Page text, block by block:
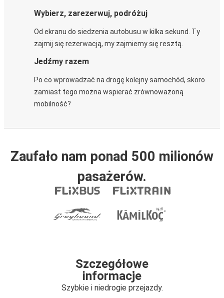
Wybierz, zarezerwuj, podróżuj
Od ekranu do siedzenia autobusu w kilka sekund. Ty
zajmij się rezerwacją, my zajmiemy się resztą.
Jedźmy razem
Po co wprowadzać na drogę kolejny samochód, skoro
zamiast tego można wspierać zrównoważoną
mobilność?
Zaufało nam ponad 500 milionów
pasażerów.
Szczegółowe
informacje
Szybkie i niedrogie przejazdy.